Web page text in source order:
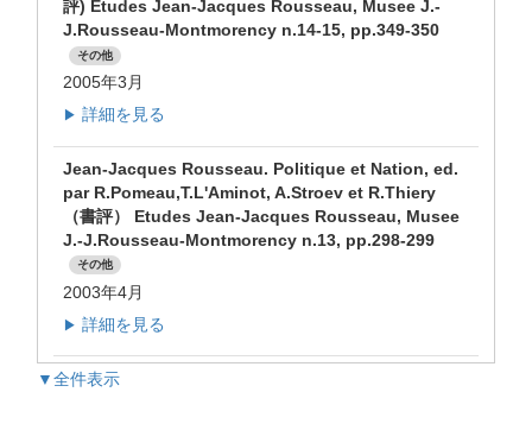
評) Etudes Jean-Jacques Rousseau, Musee J.-
J.Rousseau-Montmorency n.14-15, pp.349-350
その他
2005年3月
▶ 詳細を見る
Jean-Jacques Rousseau. Politique et Nation, ed.
par R.Pomeau,T.L'Aminot, A.Stroev et R.Thiery
（書評） Etudes Jean-Jacques Rousseau, Musee
J.-J.Rousseau-Montmorency n.13, pp.298-299
その他
2003年4月
▶ 詳細を見る
▼全件表示